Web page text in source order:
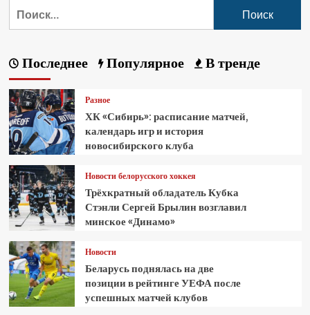
Последнее Популярное В тренде
Разное
ХК «Сибирь»: расписание матчей,
календарь игр и история
новосибирского клуба
Новости белорусского хоккея
Трёхкратный обладатель Кубка
Стэнли Сергей Брылин возглавил
минское «Динамо»
Новости
Беларусь поднялась на две
позиции в рейтинге УЕФА после
успешных матчей клубов